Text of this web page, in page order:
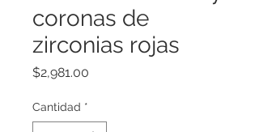
coronas de
zirconias rojas
$2,981.00
Cantidad *